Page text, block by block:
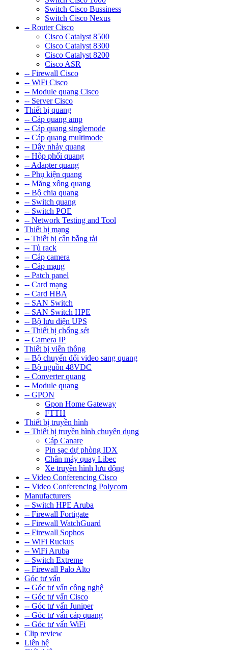
Switch Cisco Bussiness
Switch Cisco Nexus
-- Router Cisco
Cisco Catalyst 8500
Cisco Catalyst 8300
Cisco Catalyst 8200
Cisco ASR
-- Firewall Cisco
-- WiFi Cisco
-- Module quang Cisco
-- Server Cisco
Thiết bị quang
-- Cáp quang amp
-- Cáp quang singlemode
-- Cáp quang multimode
-- Dây nhảy quang
-- Hộp phối quang
-- Adapter quang
-- Phụ kiện quang
-- Măng xông quang
-- Bộ chia quang
-- Switch quang
-- Switch POE
-- Network Testing and Tool
Thiết bị mạng
-- Thiết bị cân bằng tải
-- Tủ rack
-- Cáp camera
-- Cáp mạng
-- Patch panel
-- Card mạng
-- Card HBA
-- SAN Switch
-- SAN Switch HPE
-- Bộ lưu điện UPS
-- Thiết bị chống sét
-- Camera IP
Thiết bị viễn thông
-- Bộ chuyển đổi video sang quang
-- Bộ nguồn 48VDC
-- Converter quang
-- Module quang
-- GPON
Gpon Home Gateway
FTTH
Thiết bị truyền hình
-- Thiết bị truyền hình chuyên dụng
Cáp Canare
Pin sạc dự phòng IDX
Chân máy quay Libec
Xe truyền hình lưu động
-- Video Conferencing Cisco
-- Video Conferencing Polycom
Manufacturers
-- Switch HPE Aruba
-- Firewall Fortigate
-- Firewall WatchGuard
-- Firewall Sophos
-- WiFi Ruckus
-- WiFi Aruba
-- Switch Extreme
-- Firewall Palo Alto
Góc tư vấn
-- Góc tư vấn công nghệ
-- Góc tư vấn Cisco
-- Góc tư vấn Juniper
-- Góc tư vấn cáp quang
-- Góc tư vấn WiFi
Clip review
Liên hệ